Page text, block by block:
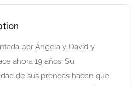
por Ángela y David y
ahora 19 años. Su
de sus prendas hacen que